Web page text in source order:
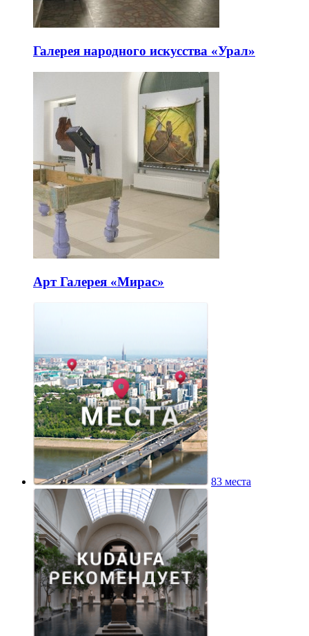
Галерея народного искусства «Урал»
Арт Галерея «Мирас»
83 места